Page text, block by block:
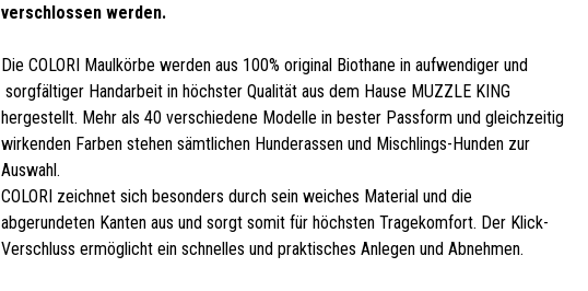
verschlossen werden.
Die COLORI Maulkörbe werden aus 100% original Biothane in aufwendiger und
sorgfältiger Handarbeit in höchster Qualität aus dem Hause MUZZLE KING
hergestellt. Mehr als 40 verschiedene Modelle in bester Passform und gleichzeitig
wirkenden Farben stehen sämtlichen Hunderassen und Mischlings-Hunden zur
Auswahl.
COLORI zeichnet sich besonders durch sein weiches Material und die
abgerundeten Kanten aus und sorgt somit für höchsten Tragekomfort. Der Klick-
Verschluss ermöglicht ein schnelles und praktisches Anlegen und Abnehmen.